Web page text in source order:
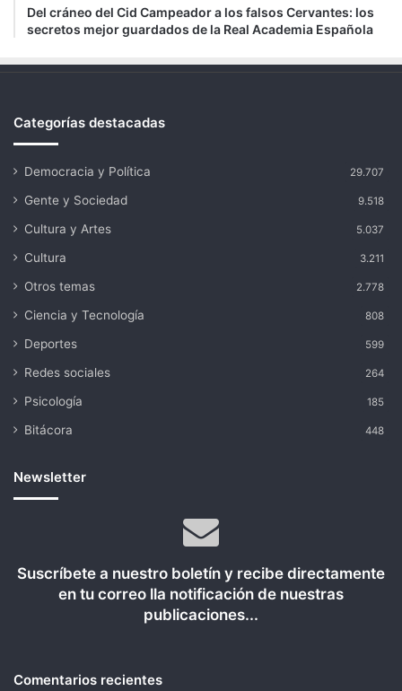
Del cráneo del Cid Campeador a los falsos Cervantes: los
secretos mejor guardados de la Real Academia Española
Categorías destacadas
Democracia y Política 29.707
Gente y Sociedad 9.518
Cultura y Artes 5.037
Cultura 3.211
Otros temas 2.778
Ciencia y Tecnología 808
Deportes 599
Redes sociales 264
Psicología 185
Bitácora 448
Newsletter
Suscríbete a nuestro boletín y recibe directamente
en tu correo lla notificación de nuestras
publicaciones...
Comentarios recientes